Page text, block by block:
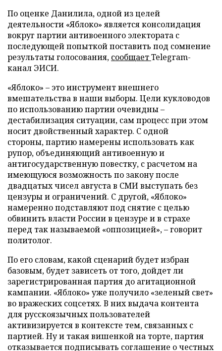
По оценке Данилила, одной из целей
деятельности «Яблоко» является консолидация
вокруг партии антивоенного электората с
последующей попыткой поставить под сомнение
результаты голосования, сообщаетTelegram-
канал ЭИСИ.
«Яблоко» – это инструмент внешнего
вмешательства в наши выборы. Цели кукловодов
по использованию партии очевидны –
дестабилизация ситуации, сам процесс при этом
носит двойственный характер. С одной
стороны, партию намерены использовать как
рупор, объединяющий антивоенную и
антигосударственную повестку, с расчетом на
имеющуюся возможность по закону после
двадцатых чисел августа в СМИ выступать без
цензуры и ограничений. С другой, «Яблоко»
намеренно подставляют под снятие с целью
обвинить власти России в цензуре и в страхе
перед так называемой «оппозицией», – говорит
политолог.
По его словам, какой сценарий будет избран
базовым, будет зависеть от того, дойдет ли
зарегистрированная партия до агитационной
кампании. «Яблоко» уже получило «зеленый свет»
во вражеских соцсетях. В них выдача контента
для русскоязычных пользователей
активизируется в контексте тем, связанных с
партией. Ну и такая вишенкой на торте, партия
отказывается подписывать соглашение о честных